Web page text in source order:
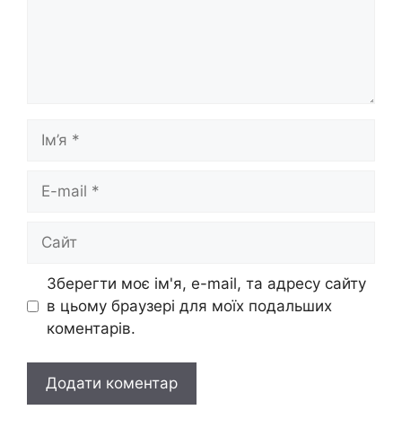
mail
Зберегти моє ім'я, e-mail, та адресу сайту
в цьому браузері для моїх подальших
коментарів.